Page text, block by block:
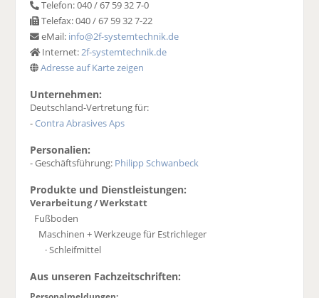
Telefon: 040 / 67 59 32 7-0
Telefax: 040 / 67 59 32 7-22
eMail: info@2f-systemtechnik.de
Internet:2f-systemtechnik.de
Adresse auf Karte zeigen
Unternehmen:
Deutschland-Vertretung für:
-Contra Abrasives Aps
Personalien:
- Geschäftsführung: Philipp Schwanbeck
Produkte und Dienstleistungen:
Verarbeitung / Werkstatt
Fußboden
Maschinen + Werkzeuge für Estrichleger
· Schleifmittel
Aus unseren Fachzeitschriften: